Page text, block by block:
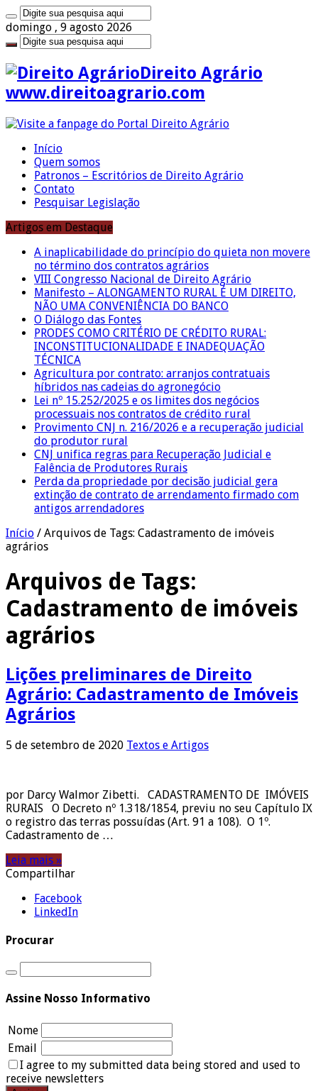
domingo , 9 agosto 2026
Direito Agrário
www.direitoagrario.com
Início
Quem somos
Patronos – Escritórios de Direito Agrário
Contato
Pesquisar Legislação
Artigos em Destaque
A inaplicabilidade do princípio do quieta non movere
no término dos contratos agrários
VIII Congresso Nacional de Direito Agrário
Manifesto – ALONGAMENTO RURAL É UM DIREITO,
NÃO UMA CONVENIÊNCIA DO BANCO
O Diálogo das Fontes
PRODES COMO CRITÉRIO DE CRÉDITO RURAL:
INCONSTITUCIONALIDADE E INADEQUAÇÃO
TÉCNICA
Agricultura por contrato: arranjos contratuais
híbridos nas cadeias do agronegócio
Lei nº 15.252/2025 e os limites dos negócios
processuais nos contratos de crédito rural
Provimento CNJ n. 216/2026 e a recuperação judicial
do produtor rural
CNJ unifica regras para Recuperação Judicial e
Falência de Produtores Rurais
Perda da propriedade por decisão judicial gera
extinção de contrato de arrendamento firmado com
antigos arrendadores
Início / Arquivos de Tags: Cadastramento de imóveis
agrários
Arquivos de Tags:
Cadastramento de imóveis
agrários
Lições preliminares de Direito
Agrário: Cadastramento de Imóveis
Agrários
5 de setembro de 2020 Textos e Artigos
por Darcy Walmor Zibetti. CADASTRAMENTO DE IMÓVEIS
RURAIS O Decreto nº 1.318/1854, previu no seu Capítulo IX
o registro das terras possuídas (Art. 91 a 108). O 1º.
Cadastramento de …
Leia mais »
Compartilhar
Facebook
LinkedIn
Procurar
Assine Nosso Informativo
Nome
Email
I agree to my submitted data being stored and used to
receive newsletters